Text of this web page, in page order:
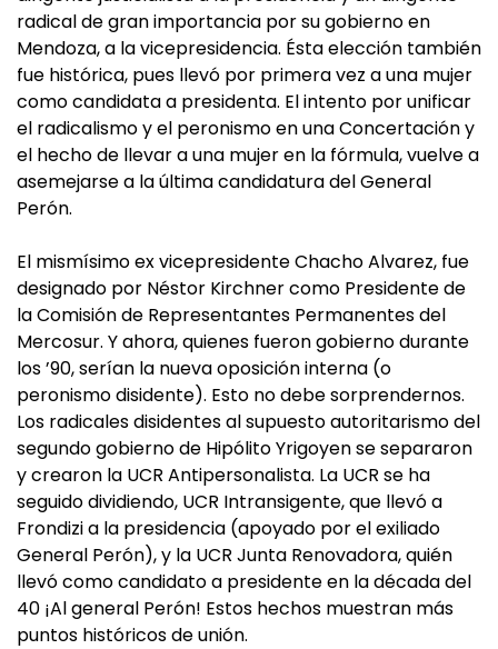
radical de gran importancia por su gobierno en
Mendoza, a la vicepresidencia. Ésta elección también
fue histórica, pues llevó por primera vez a una mujer
como candidata a presidenta. El intento por unificar
el radicalismo y el peronismo en una Concertación y
el hecho de llevar a una mujer en la fórmula, vuelve a
asemejarse a la última candidatura del General
Perón.
El mismísimo ex vicepresidente Chacho Alvarez, fue
designado por Néstor Kirchner como Presidente de
la Comisión de Representantes Permanentes del
Mercosur. Y ahora, quienes fueron gobierno durante
los ’90, serían la nueva oposición interna (o
peronismo disidente). Esto no debe sorprendernos.
Los radicales disidentes al supuesto autoritarismo del
segundo gobierno de Hipólito Yrigoyen se separaron
y crearon la UCR Antipersonalista. La UCR se ha
seguido dividiendo, UCR Intransigente, que llevó a
Frondizi a la presidencia (apoyado por el exiliado
General Perón), y la UCR Junta Renovadora, quién
llevó como candidato a presidente en la década del
40 ¡Al general Perón! Estos hechos muestran más
puntos históricos de unión.